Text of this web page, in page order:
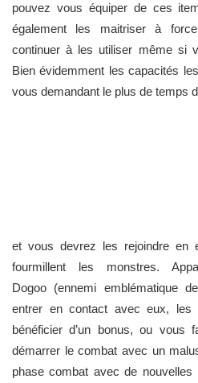
pouvez vous équiper de ces
également les maitriser à
continuer à les utiliser même si
Bien évidemment les capacités
vous demandant le plus de temps
et vous devrez les rejoindre en
fourmillent les monstres.
Dogoo (ennemi emblématique
entrer en contact avec eux, les
bénéficier d’un bonus, ou vous
démarrer le combat avec un
phase combat avec de